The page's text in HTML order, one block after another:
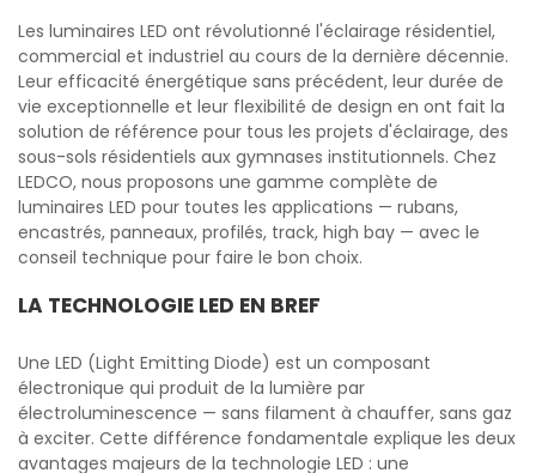
Les luminaires LED ont révolutionné l'éclairage résidentiel,
commercial et industriel au cours de la dernière décennie.
Leur efficacité énergétique sans précédent, leur durée de
vie exceptionnelle et leur flexibilité de design en ont fait la
solution de référence pour tous les projets d'éclairage, des
sous-sols résidentiels aux gymnases institutionnels. Chez
LEDCO, nous proposons une gamme complète de
luminaires LED pour toutes les applications — rubans,
encastrés, panneaux, profilés, track, high bay — avec le
conseil technique pour faire le bon choix.
LA TECHNOLOGIE LED EN BREF
Une LED (Light Emitting Diode) est un composant
électronique qui produit de la lumière par
électroluminescence — sans filament à chauffer, sans gaz
à exciter. Cette différence fondamentale explique les deux
avantages majeurs de la technologie LED : une